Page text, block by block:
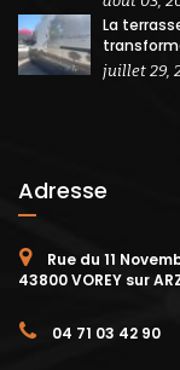
La
juillet 29,
Adresse
Rue du 11
43800 VOREY sur
04 71 03 42 90